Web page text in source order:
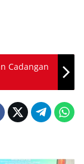
Cadangan